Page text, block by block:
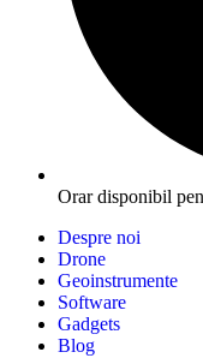
Orar disponibil
Despre noi
Drone
Geoinstrumente
Software
Gadgets
Blog